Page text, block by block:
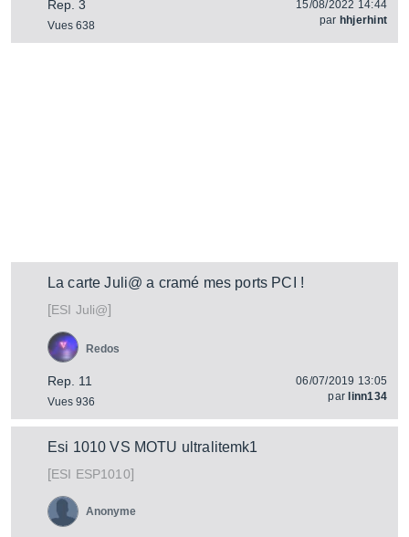
Rep. 3
Vues 638
15/08/2022 14:44
par hhjerhint
La carte Juli@ a cramé mes ports PCI !
[ESI Juli@]
Rep. 11
Vues 936
Redos
06/07/2019 13:05
par linn134
Esi 1010 VS MOTU ultralitemk1
[ESI ESP1010]
Anonyme